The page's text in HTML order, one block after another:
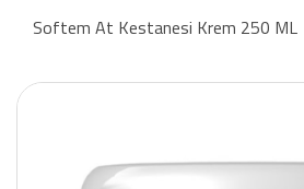
Softem At Kestanesi Krem 250 ML